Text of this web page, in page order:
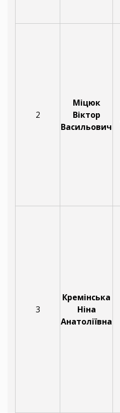
2
Міцюк
Віктор
Васильович
3
Кремінська
Ніна
Анатоліївна